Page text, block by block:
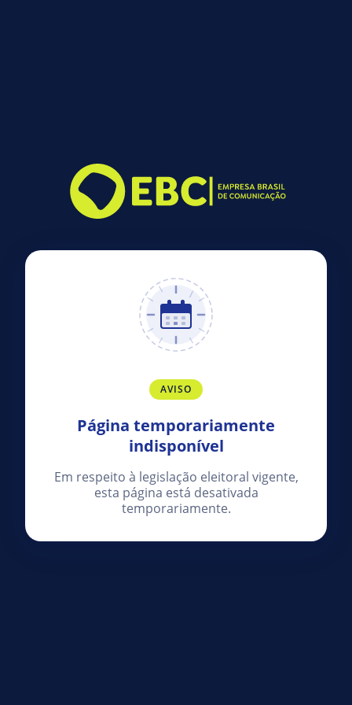
AVISO
Página temporariamente
indisponível
Em respeito à legislação eleitoral vigente,
esta página está desativada
temporariamente.